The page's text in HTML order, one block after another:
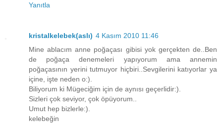
Yanıtla
kristalkelebek(aslı) 4 Kasım 2010 11:46
Mine ablacım anne poğaçası gibisi yok gerçekten de..Ben
de poğaça denemeleri yapıyorum ama annemin
poğaçasının yerini tutmuyor hiçbiri..Sevgilerini katıyorlar ya
içine, işte neden o:).
Biliyorum ki Mügeciğim için de aynısı geçerlidir:).
Sizleri çok seviyor, çok öpüyorum..
Umut hep bizlerle:).
kelebeğin